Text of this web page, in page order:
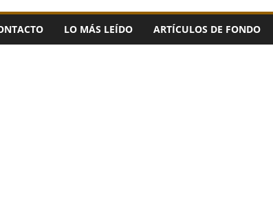
LO MÁS LEÍDO ARTÍCULOS DE FONDO